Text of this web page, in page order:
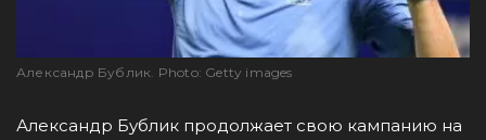
Александр Бублик. Photo: Getty images
Александр Бублик продолжает свою кампанию на